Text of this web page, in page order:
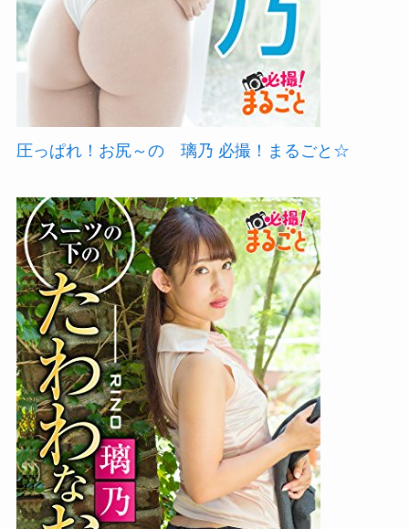
圧っぱれ！お尻～の 璃乃 必撮！まるごと☆